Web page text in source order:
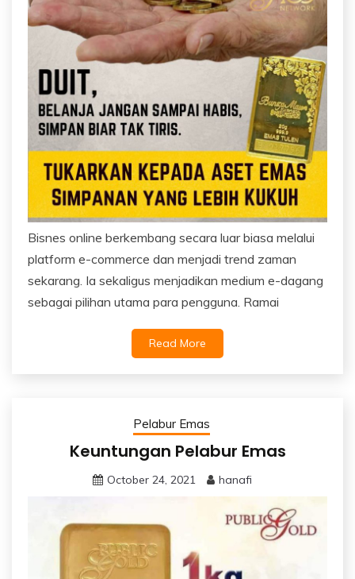
Bisnes online berkembang secara luar biasa melalui
platform e-commerce dan menjadi trend zaman
sekarang. Ia sekaligus menjadikan medium e-dagang
sebagai pilihan utama para pengguna. Ramai
Read More
Pelabur Emas
Keuntungan Pelabur Emas
October 24, 2021 hanafi